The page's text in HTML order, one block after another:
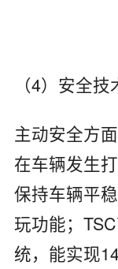
（4）安全
主动安全方
在车辆发生
保持车辆平
玩功能；
统，能实现